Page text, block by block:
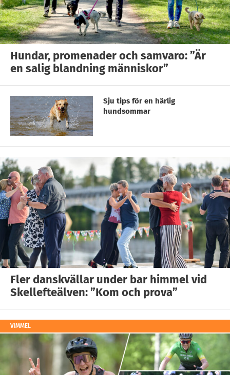
Hundar, promenader och samvaro: ”Är
en salig blandning människor”
Sju tips för en härlig
hundsommar
Fler danskvällar under bar himmel vid
Skellefteälven: ”Kom och prova”
VIMMEL